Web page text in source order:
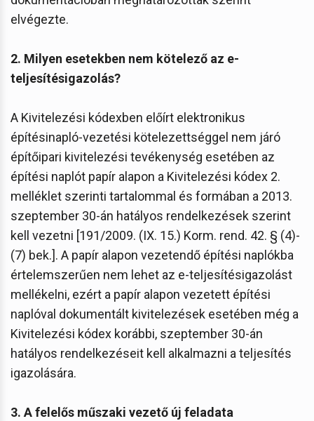
elvégezte.
2. Milyen esetekben nem kötelező az e-
teljesítésigazolás?
A Kivitelezési kódexben előírt elektronikus
építésinapló-vezetési kötelezettséggel nem járó
építőipari kivitelezési tevékenység esetében az
építési naplót papír alapon a Kivitelezési kódex 2.
melléklet szerinti tartalommal és formában a 2013.
szeptember 30-án hatályos rendelkezések szerint
kell vezetni [191/2009. (IX. 15.) Korm. rend. 42. § (4)-
(7) bek.]. A papír alapon vezetendő építési naplókba
értelemszerűen nem lehet az e-teljesítésigazolást
mellékelni, ezért a papír alapon vezetett építési
naplóval dokumentált kivitelezések esetében még a
Kivitelezési kódex korábbi, szeptember 30-án
hatályos rendelkezéseit kell alkalmazni a teljesítés
igazolására.
3. A felelős műszaki vezető új feladata